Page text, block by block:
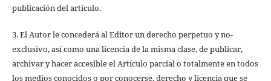
publicación del artículo.
3. El Autor le concederá al Editor un derecho perpetuo y no-
exclusivo, así como una licencia de la misma clase, de publicar,
archivar y hacer accesible el Artículo parcial o totalmente en todos
los medios conocidos o por conocerse, derecho y licencia que se